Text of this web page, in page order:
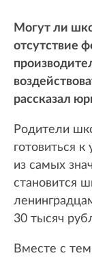
Могут ли
отсутствие
рассказал
Родители
готовиться
из самых
становится
30 тысяч
Вместе с